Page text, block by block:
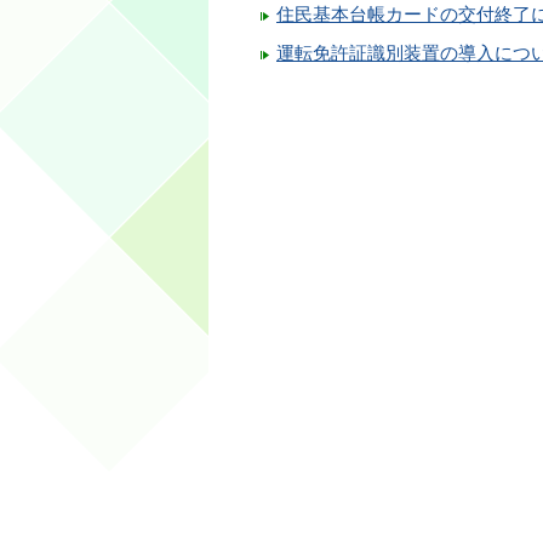
住民基本台帳カードの交付終了
運転免許証識別装置の導入につ